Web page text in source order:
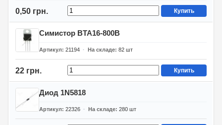
0,50 грн. Купить
Симистор BTA16-800B
Артикул 21194 На складе 82 шт
22 грн. Купить
Диод 1N5818
Артикул 22326 На складе 280 шт